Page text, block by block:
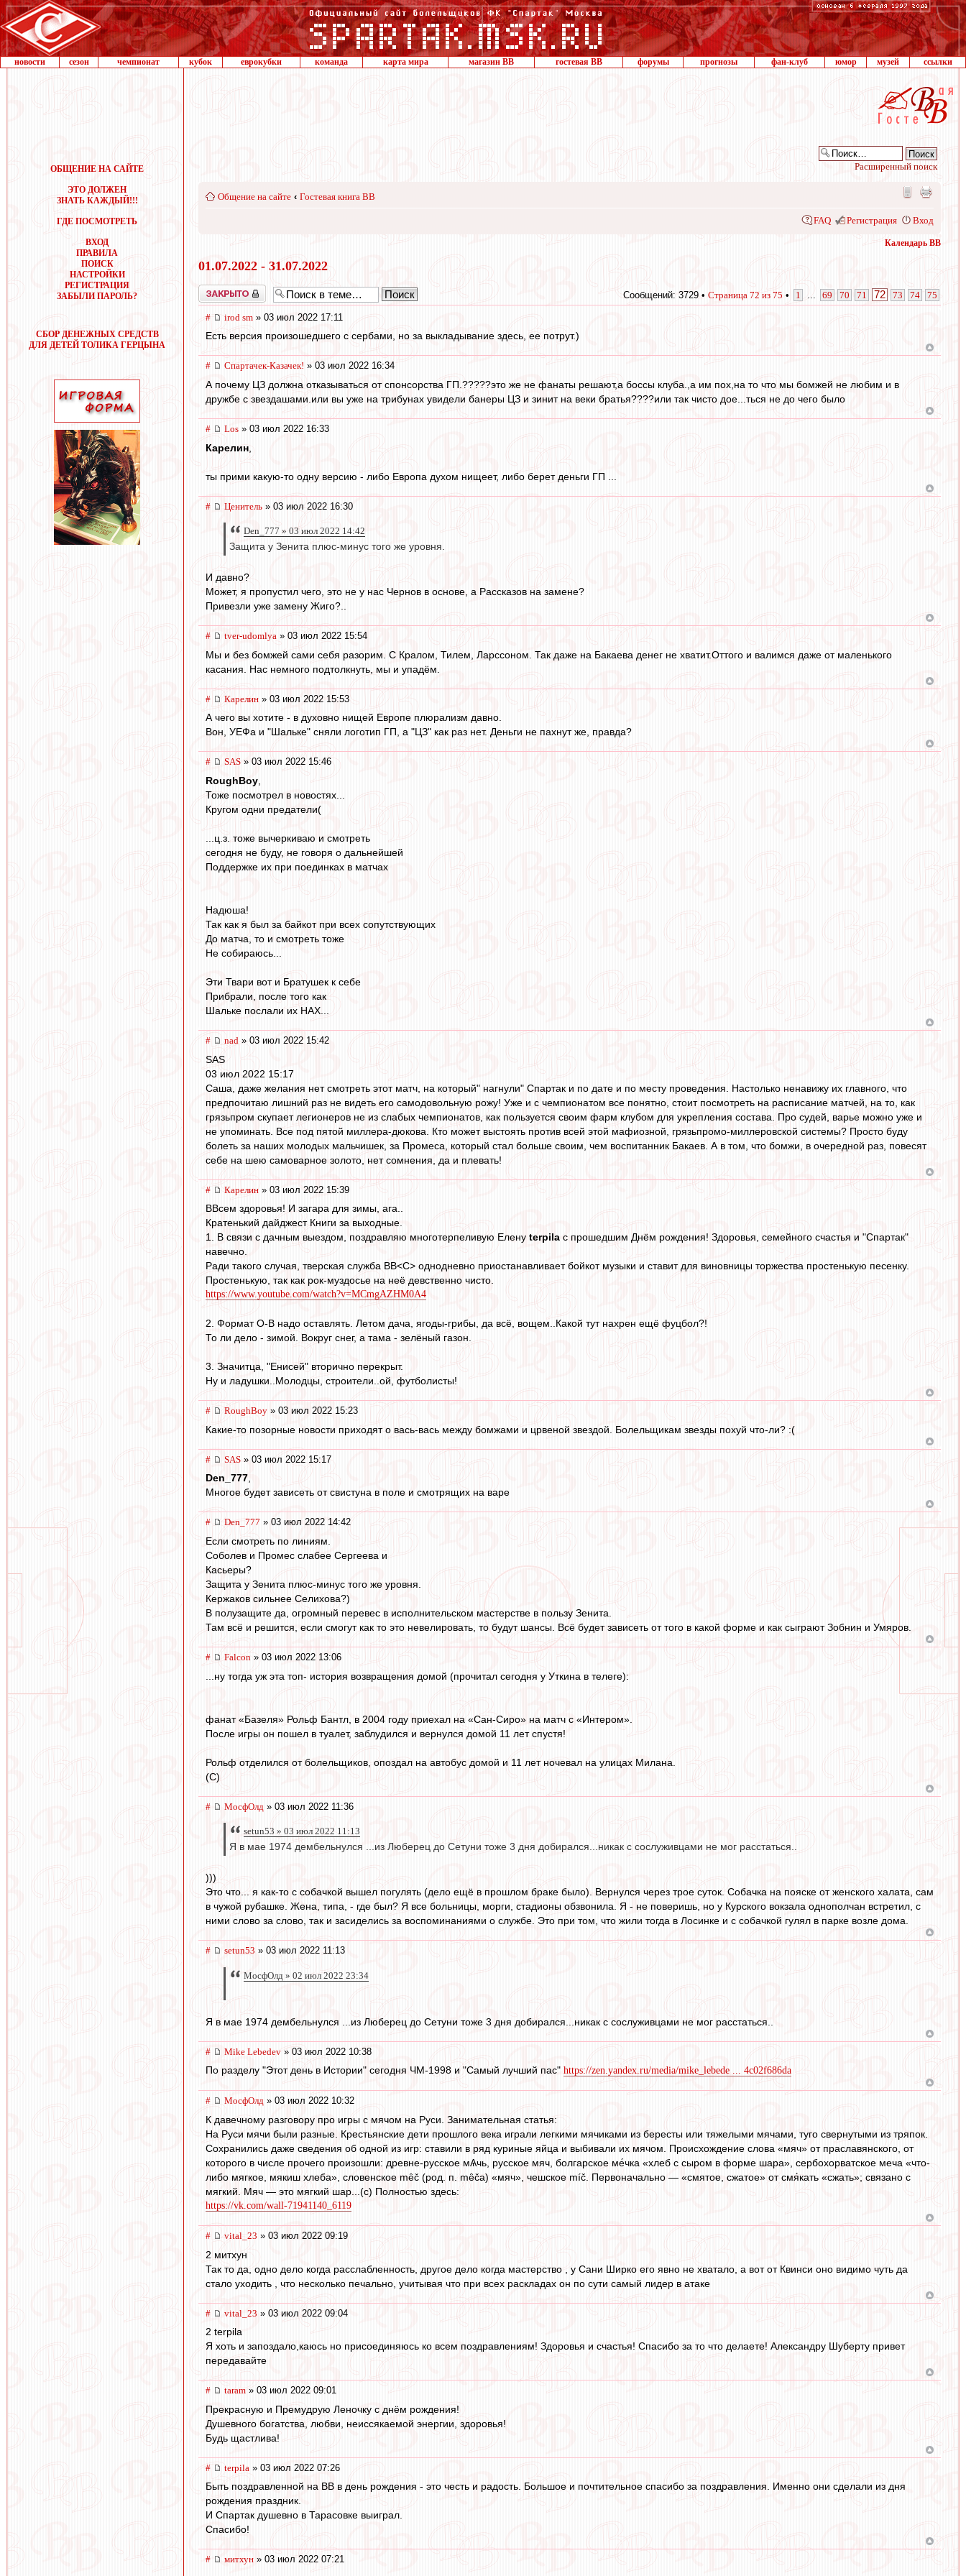
новости сезон чемпионат кубок еврокубки команда карта мира магазин ВВ гостевая ВВ форумы прогнозы фан-клуб юмор музей ссылки
ОБЩЕНИЕ НА САЙТЕ
ЭТО ДОЛЖЕН
ЗНАТЬ КАЖДЫЙ!!!
ГДЕ ПОСМОТРЕТЬ
ВХОД
ПРАВИЛА
ПОИСК
НАСТРОЙКИ
РЕГИСТРАЦИЯ
ЗАБЫЛИ ПАРОЛЬ?
СБОР ДЕНЕЖНЫХ СРЕДСТВ
ДЛЯ ДЕТЕЙ ТОЛИКА ГЕРЦЫНА
Расширенный поиск
Общение на сайте ‹ Гостевая книга ВВ
FAQ Регистрация Вход
Календарь ВВ
01.07.2022 - 31.07.2022
Закрыто Сообщений: 3729 • Страница 72 из 75 • 1 69 70 71 72 73 74 75
# irod sm » 03 июл 2022 17:11
Есть версия произошедшего с сербами, но за выкладывание здесь, ее потрут.)
# Спартачек-Казачек! » 03 июл 2022 16:34
А почему ЦЗ должна отказываться от спонсорства ГП.?????это же не фанаты решают,а боссы клуба.,а им пох,на то что мы бомжей не любим и в
дружбе с звездашами.или вы уже на трибунах увидели банеры ЦЗ и зинит на веки братья????или так чисто дое...ться не до чего было
# Los » 03 июл 2022 16:33
Карелин
ты прими какую-то одну версию - либо Европа духом нищеет, либо берет деньги ГП ...
# Ценитель » 03 июл 2022 16:30
Den_777 » 03 июл 2022 14:42
Защита у Зенита плюс-минус того же уровня.
И давно?
Может, я пропустил чего, это не у нас Чернов в основе, а Рассказов на замене?
Привезли уже замену Жиго?..
# tver-udomlya » 03 июл 2022 15:54
Мы и без бомжей сами себя разорим. С Кралом, Тилем, Ларссоном. Так даже на Бакаева денег не хватит.Оттого и валимся даже от маленького
касания. Нас немного подтолкнуть, мы и упадём.
# Карелин » 03 июл 2022 15:53
А чего вы хотите - в духовно нищей Европе плюрализм давно.
Вон, УЕФа и "Шальке" сняли логотип ГП, а "ЦЗ" как раз нет. Деньги не пахнут же, правда?
# SAS » 03 июл 2022 15:46
RoughBoy
Тоже посмотрел в новостях...
Кругом одни предатели(
...ц.з. тоже вычеркиваю и смотреть
сегодня не буду, не говоря о дальнейшей
Поддержке их при поединках в матчах
Надюша!
Так как я был за байкот при всех сопутствующих
До матча, то и смотреть тоже
Не собираюсь...
Эти Твари вот и Братушек к себе
Прибрали, после того как
Шальке послали их НАХ...
# nad » 03 июл 2022 15:42
SAS
03 июл 2022 15:17
Саша, даже желания нет смотреть этот матч, на который" нагнули" Спартак и по дате и по месту проведения. Настолько ненавижу их главного, что
предпочитаю лишний раз не видеть его самодовольную рожу! Уже и с чемпионатом все понятно, стоит посмотреть на расписание матчей, на то, как
грязьпром скупает легионеров не из слабых чемпионатов, как пользуется своим фарм клубом для укрепления состава. Про судей, варье можно уже и
не упоминать. Все под пятой миллера-дюкова. Кто может выстоять против всей этой мафиозной, грязьпромо-миллеровской системы? Просто буду
болеть за наших молодых мальчишек, за Промеса, который стал больше своим, чем воспитанник Бакаев. А в том, что бомжи, в очередной раз, повесят
себе на шею самоварное золото, нет сомнения, да и плевать!
# Карелин » 03 июл 2022 15:39
ВВсем здоровья! И загара для зимы, ага..
Кратенький дайджест Книги за выходные.
1. В связи с дачным выездом, поздравляю многотерпеливую Елену terpila с прошедшим Днём рождения! Здоровья, семейного счастья и "Спартак"
навечно.
Ради такого случая, тверская служба ВВ˂С˃ однодневно приостанавливает бойкот музыки и ставит для виновницы торжества простенькую песенку.
Простенькую, так как рок-муздосье на неё девственно чисто.
https://www.youtube.com/watch?v=MCmgAZHM0A4
2. Формат О-В надо оставлять. Летом дача, ягоды-грибы, да всё, вощем..Какой тут нахрен ещё фуцбол?!
То ли дело - зимой. Вокруг снег, а тама - зелёный газон.
3. Значитца, "Енисей" вторично перекрыт.
Ну и ладушки..Молодцы, строители..ой, футболисты!
# RoughBoy » 03 июл 2022 15:23
Какие-то позорные новости приходят о вась-вась между бомжами и црвеной звездой. Болельщикам звезды похуй что-ли? :(
# SAS » 03 июл 2022 15:17
Den_777,
Многое будет зависеть от свистуна в поле и смотрящих на варе
# Den_777 » 03 июл 2022 14:42
Если смотреть по линиям.
Соболев и Промес слабее Сергеева и
Касьеры?
Защита у Зенита плюс-минус того же уровня.
Кержаков сильнее Селихова?)
В полузащите да, огромный перевес в исполнительском мастерстве в пользу Зенита.
Там всё и решится, если смогут как то это невелировать, то будут шансы. Всё будет зависеть от того в какой форме и как сыграют Зобнин и Умяров.
# Falcon » 03 июл 2022 13:06
...ну тогда уж эта топ- история возвращения домой (прочитал сегодня у Уткина в телеге):
фанат «Базеля» Рольф Бантл, в 2004 году приехал на «Сан-Сиро» на матч с «Интером».
После игры он пошел в туалет, заблудился и вернулся домой 11 лет спустя!
Рольф отделился от болельщиков, опоздал на автобус домой и 11 лет ночевал на улицах Милана.
(С)
# МосфОлд » 03 июл 2022 11:36
setun53 » 03 июл 2022 11:13
Я в мае 1974 дембельнулся ...из Люберец до Сетуни тоже 3 дня добирался...никак с сослуживцами не мог расстаться..
)))
Это что... я как-то с собачкой вышел погулять (дело ещё в прошлом браке было). Вернулся через трое суток. Собачка на пояске от женского халата, сам
в чужой рубашке. Жена, типа, - где был? Я все больницы, морги, стадионы обзвонила. Я - не поверишь, но у Курского вокзала однополчан встретил, с
ними слово за слово, так и засиделись за воспоминаниями о службе. Это при том, что жили тогда в Лосинке и с собачкой гулял в парке возле дома.
# setun53 » 03 июл 2022 11:13
МосфОлд » 02 июл 2022 23:34
Я в мае 1974 дембельнулся ...из Люберец до Сетуни тоже 3 дня добирался...никак с сослуживцами не мог расстаться..
# Mike Lebedev » 03 июл 2022 10:38
По разделу "Этот день в Истории" сегодня ЧМ-1998 и "Самый лучший пас" https://zen.yandex.ru/media/mike_lebede ... 4c02f686da
# МосфОлд » 03 июл 2022 10:32
К давечному разговору про игры с мячом на Руси. Занимательная статья:
На Руси мячи были разные. Крестьянские дети прошлого века играли легкими мячиками из бересты или тяжелыми мячами, туго свернутыми из тряпок.
Сохранились даже сведения об одной из игр: ставили в ряд куриные яйца и выбивали их мячом. Происхождение слова «мяч» от праславянского, от
которого в числе прочего произошли: древне-русское мѦчь, русское мяч, болгарское ме́чка «хлеб с сыром в форме шара», сербохорватское меча «что-
либо мягкое, мякиш хлеба», словенское mȇč (род. п. mȇčа) «мяч», чешское míč. Первоначально — «смятое, сжатое» от смя́кать «сжать»; связано с
мягкий. Мяч — это мягкий шар...(с) Полностью здесь:
https://vk.com/wall-71941140_6119
# vital_23 » 03 июл 2022 09:19
2 митхун
Так то да, одно дело когда расслабленность, другое дело когда мастерство , у Сани Ширко его явно не хватало, а вот от Квинси оно видимо чуть да
стало уходить , что несколько печально, учитывая что при всех раскладах он по сути самый лидер в атаке
# vital_23 » 03 июл 2022 09:04
2 terpila
Я хоть и запоздало,каюсь но присоединяюсь ко всем поздравлениям! Здоровья и счастья! Спасибо за то что делаете! Александру Шуберту привет
передавайте
# taram » 03 июл 2022 09:01
Прекрасную и Премудрую Леночку с днём рождения!
Душевного богатства, любви, неиссякаемой энергии, здоровья!
Будь щастлива!
# terpila » 03 июл 2022 07:26
Быть поздравленной на ВВ в день рождения - это честь и радость. Большое и почтительное спасибо за поздравления. Именно они сделали из дня
рождения праздник.
И Спартак душевно в Тарасовке выиграл.
Спасибо!
# митхун » 03 июл 2022 07:21